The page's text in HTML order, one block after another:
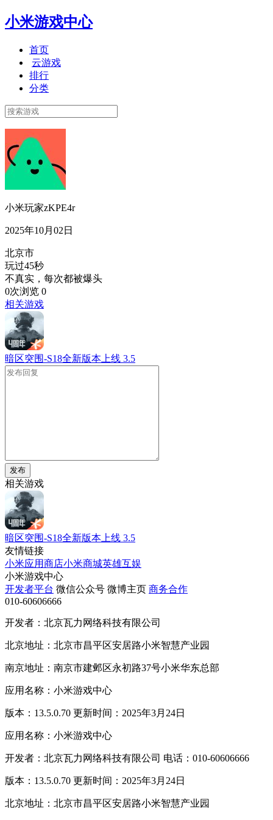
小米游戏中心
首页
云游戏
排行
分类
小米玩家zKPE4r
2025年10月02日
北京市
玩过45秒
不真实，每次都被爆头
0次浏览 0
相关游戏
暗区突围-S18全新版本上线 3.5
发布
相关游戏
暗区突围-S18全新版本上线 3.5
友情链接
小米应用商店小米商城英雄互娱
小米游戏中心
开发者平台 微信公众号 微博主页 商务合作
010-60606666
开发者：北京瓦力网络科技有限公司
北京地址：北京市昌平区安居路小米智慧产业园
南京地址：南京市建邺区永初路37号小米华东总部
应用名称：小米游戏中心
版本：13.5.0.70 更新时间：2025年3月24日
应用名称：小米游戏中心
开发者：北京瓦力网络科技有限公司 电话：010-60606666
版本：13.5.0.70 更新时间：2025年3月24日
北京地址：北京市昌平区安居路小米智慧产业园